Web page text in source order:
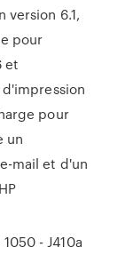
version 6.1,
pour
et
pour
un
mail et d'un
- J410a